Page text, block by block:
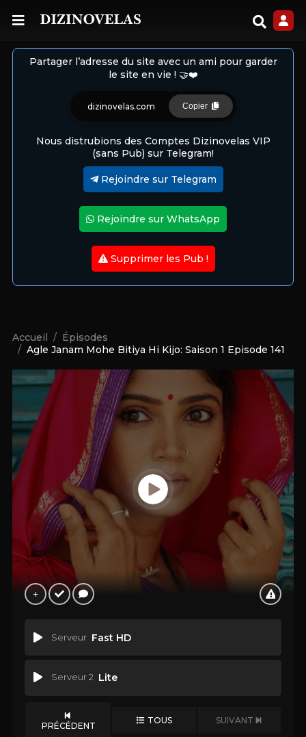
Partager l’adresse du site avec un ami pour garder
le site en vie ! 🤝❤️
dizinovelas.com Copier
Nous distrubions des Comptes Dizinovelas VIP
(sans Pub) sur Telegram!
Rejoindre sur Telegram
Rejoindre sur WhatsApp
Supprimer les Pub !
Accueil
Épisodes
Agle Janam Mohe Bitiya Hi Kijo: Saison 1 Episode 141
Serveur Fast HD
Serveur 2 Lite
PRÉCÉDENT TOUS SUIVANT